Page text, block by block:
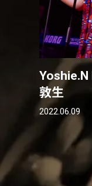
敦生
2022.06.09